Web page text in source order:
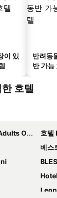
이 있
반려동
반 가능
호텔
Only
호텔
베스